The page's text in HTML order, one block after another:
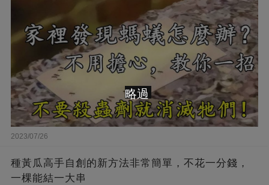
2023/07/26
種黃瓜高手自創的新方法非常簡單，不花一分錢，
一棵能結一大串
略過